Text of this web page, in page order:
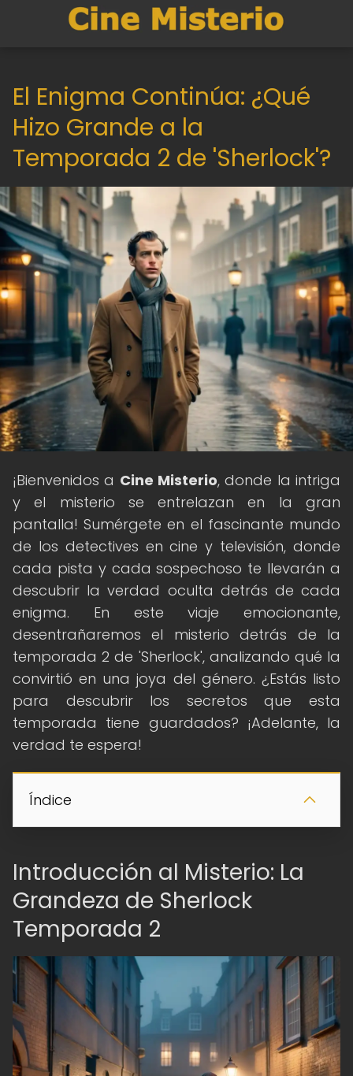
El Enigma Continúa: ¿Qué
Hizo Grande a la
Temporada 2 de 'Sherlock'?
¡Bienvenidos a Cine Misterio, donde la intriga
y el misterio se entrelazan en la gran
pantalla! Sumérgete en el fascinante mundo
de los detectives en cine y televisión, donde
cada pista y cada sospechoso te llevarán a
descubrir la verdad oculta detrás de cada
enigma. En este viaje emocionante,
desentrañaremos el misterio detrás de la
temporada 2 de 'Sherlock', analizando qué la
convirtió en una joya del género. ¿Estás listo
para descubrir los secretos que esta
temporada tiene guardados? ¡Adelante, la
verdad te espera!
Índice
Introducción al Misterio: La
Grandeza de Sherlock
Temporada 2